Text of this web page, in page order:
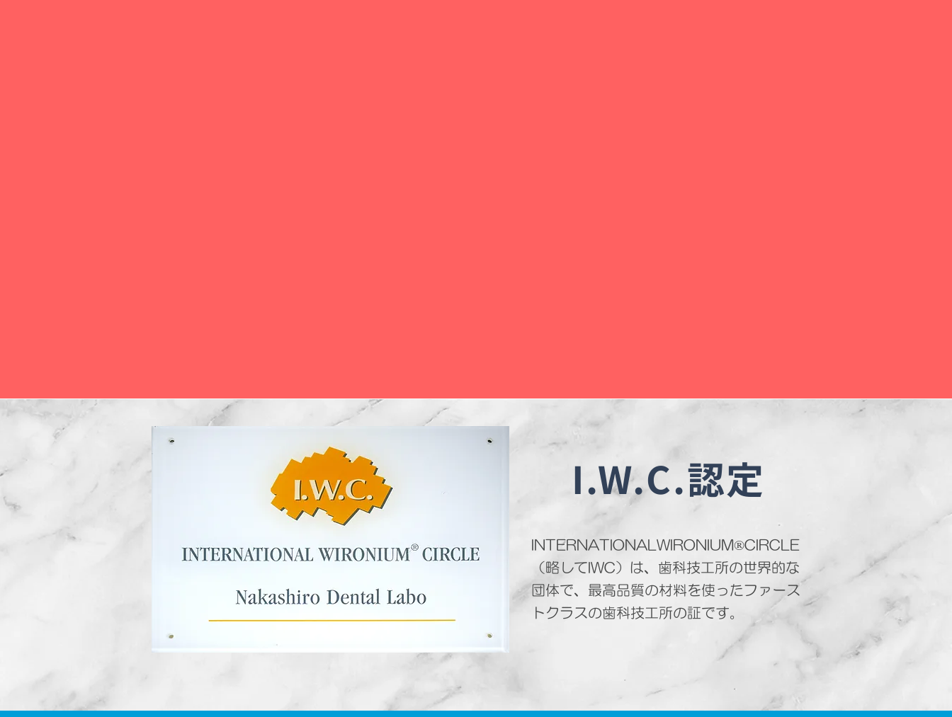
I.W.C.認定
INTERNATIONALWIRONIUM®CIRCLE
（略してIWC）は、歯科技工所の世界的な
団体で、最高品質の材料を使ったファース
トクラスの歯科技工所の証です。